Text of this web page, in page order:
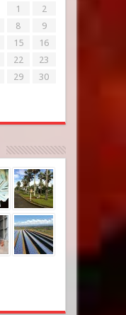
1
2
8
9
15
16
22
23
29
30